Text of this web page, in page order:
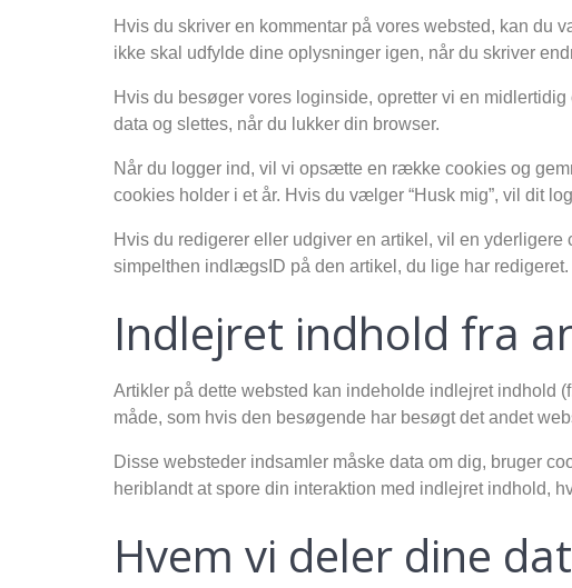
Hvis du skriver en kommentar på vores websted, kan du
ikke skal udfylde dine oplysninger igen, når du skriver
Hvis du besøger vores loginside, opretter vi en
data og slettes, når du lukker din browser.
Når du logger ind, vil vi opsætte en række cookies og
cookies holder i et år. Hvis du vælger “Husk mig”, vil dit
Hvis du redigerer eller udgiver en artikel, vil en
simpelthen indlægsID på den artikel, du lige har
Indlejret indhold fra
Artikler på dette websted kan indeholde indlejret indhold
måde, som hvis den besøgende har besøgt det andet
Disse websteder indsamler måske data om dig, bruger
heriblandt at spore din interaktion med indlejret indhold,
Hvem vi deler dine